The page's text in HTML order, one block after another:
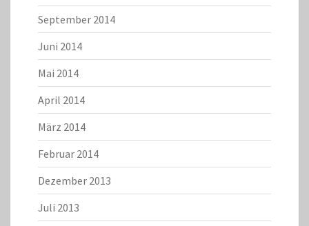
September 2014
Juni 2014
Mai 2014
April 2014
März 2014
Februar 2014
Dezember 2013
Juli 2013